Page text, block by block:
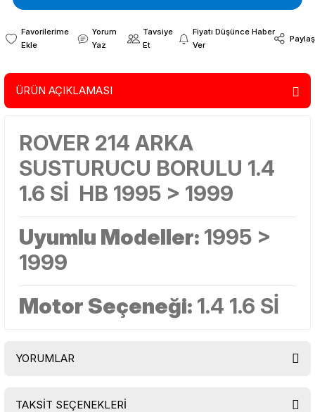
Yorum
Yaz
Tavsiye
Et
Fiyatı Düşünce Haber
Ver
Paylaş
ÜRÜN AÇIKLAMASI
ROVER 214 ARKA
SUSTURUCU BORULU 1.4
1.6 Sİ HB 1995 > 1999
Uyumlu Modeller: 1995 >
1999
Motor Seçeneği: 1.4 1.6 Sİ
YORUMLAR
TAKSİT SEÇENEKLERİ